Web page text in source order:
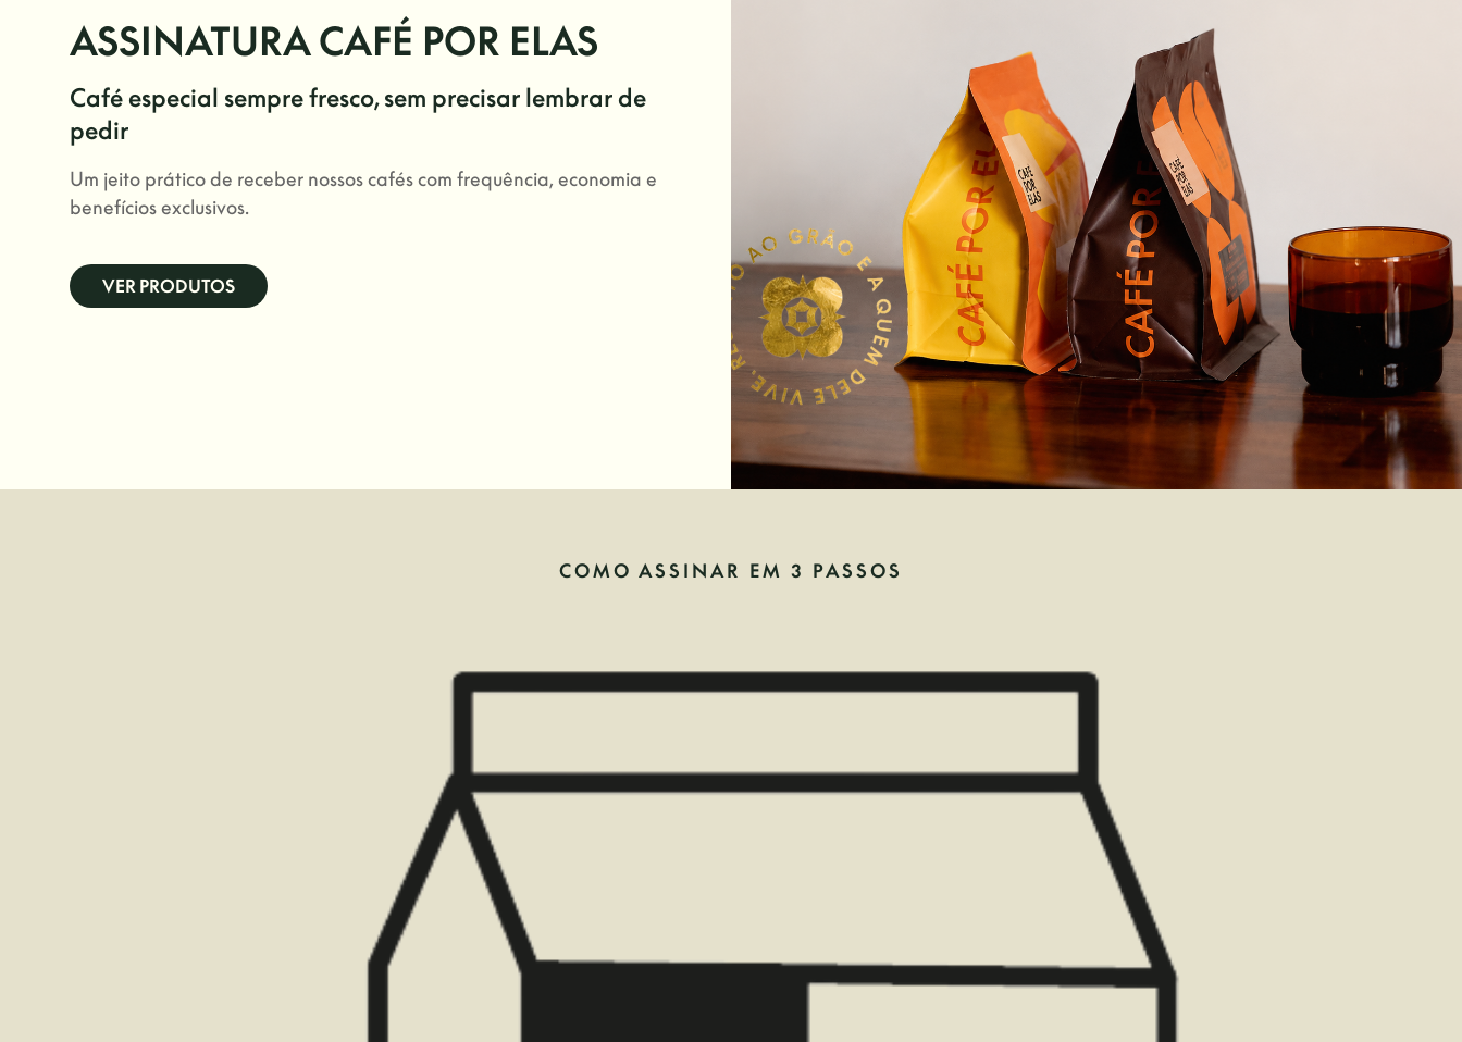
ASSINATURA CAFÉ POR ELAS
Café especial sempre fresco, sem precisar lembrar de
pedir
Um jeito prático de receber nossos cafés com frequência, economia e
benefícios exclusivos.
VER PRODUTOS
COMO ASSINAR EM 3 PASSOS